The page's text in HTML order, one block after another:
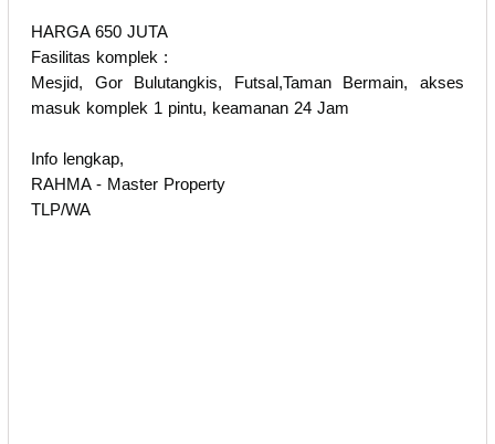
HARGA 650 JUTA
Fasilitas komplek :
Mesjid, Gor Bulutangkis, Futsal,Taman Bermain, akses
masuk komplek 1 pintu, keamanan 24 Jam
Info lengkap,
RAHMA - Master Property
TLP/WA